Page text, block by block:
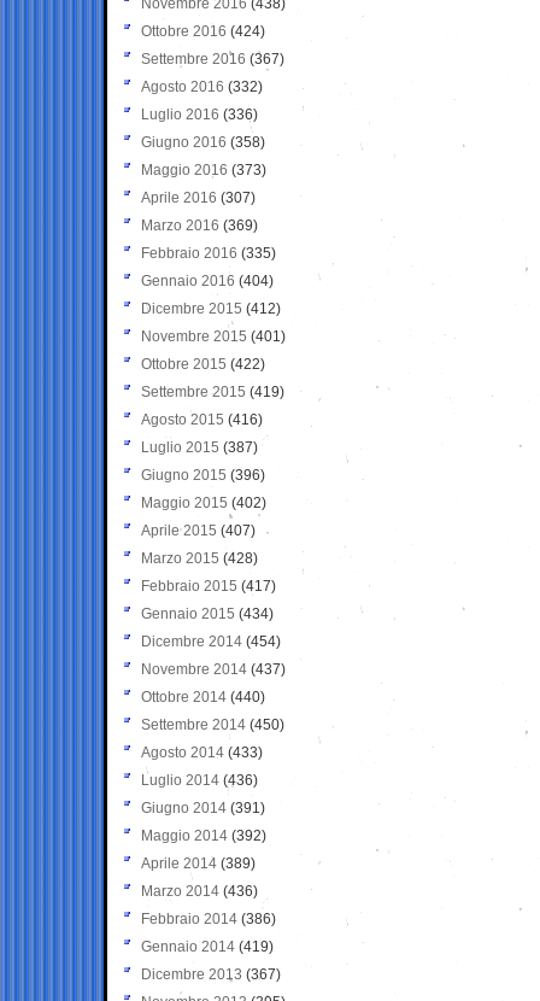
Novembre 2016 (438)
Ottobre 2016 (424)
Settembre 2016 (367)
Agosto 2016 (332)
Luglio 2016 (336)
Giugno 2016 (358)
Maggio 2016 (373)
Aprile 2016 (307)
Marzo 2016 (369)
Febbraio 2016 (335)
Gennaio 2016 (404)
Dicembre 2015 (412)
Novembre 2015 (401)
Ottobre 2015 (422)
Settembre 2015 (419)
Agosto 2015 (416)
Luglio 2015 (387)
Giugno 2015 (396)
Maggio 2015 (402)
Aprile 2015 (407)
Marzo 2015 (428)
Febbraio 2015 (417)
Gennaio 2015 (434)
Dicembre 2014 (454)
Novembre 2014 (437)
Ottobre 2014 (440)
Settembre 2014 (450)
Agosto 2014 (433)
Luglio 2014 (436)
Giugno 2014 (391)
Maggio 2014 (392)
Aprile 2014 (389)
Marzo 2014 (436)
Febbraio 2014 (386)
Gennaio 2014 (419)
Dicembre 2013 (367)